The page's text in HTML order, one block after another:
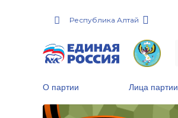
Республика Алтай
О партии Лица партии